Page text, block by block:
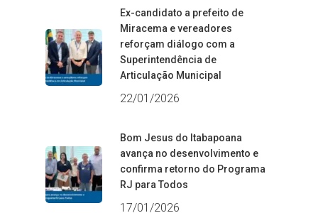
Ex-candidato a prefeito de
Miracema e vereadores
reforçam diálogo com a
Superintendência de
Articulação Municipal
22/01/2026
Bom Jesus do Itabapoana
avança no desenvolvimento e
confirma retorno do Programa
RJ para Todos
17/01/2026